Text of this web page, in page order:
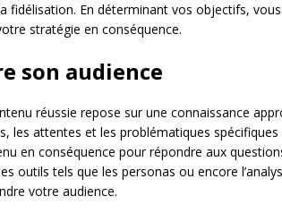
fidélisation. En déterminant vos objectifs,
stratégie en conséquence.
son audience
réussie repose sur une connaissance
les attentes et les problématiques spécifiques
en conséquence pour répondre aux
outils tels que les personas ou encore
votre audience.